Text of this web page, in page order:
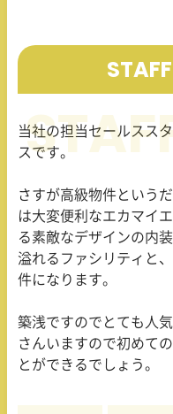
当社の担当セールスス
スです。
さすが高級物件という
は大変便利なエカマイ
る素敵なデザインの内
溢れるファシリティと
件になります。
築浅ですのでとても人
さんいますので初めて
とができるでしょう。